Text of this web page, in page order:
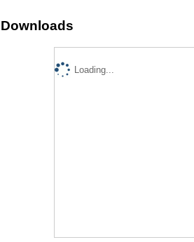
Downloads
Loading...